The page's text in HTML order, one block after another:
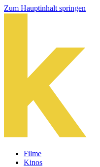
Zum Hauptinhalt springen
Filme
Kinos